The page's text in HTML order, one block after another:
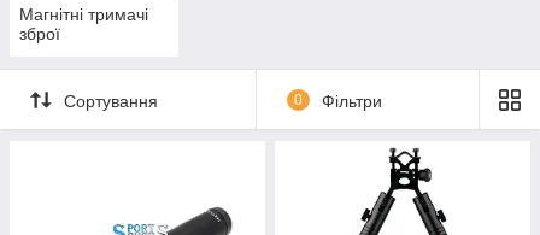
Магнітні тримачі
зброї
Сортування 0 Фільтри